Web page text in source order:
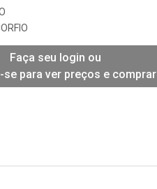
Faça seu login ou
se para ver preços e comprar